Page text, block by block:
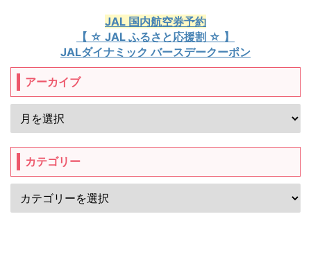
JAL 国内航空券予約
【 ☆ JAL ふるさと応援割 ☆ 】
JALダイナミック バースデークーポン
アーカイブ
カテゴリー